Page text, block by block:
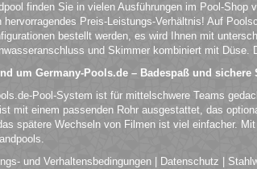
finden Sie in vielen Ausführungen im Pool-
hervorragendes Preis-Leistungs-Verhältnis! Auf
bestellt werden, es wird Ihnen mit
und Skimmer kombiniert mit
um Germany-Pools.de – Badespaß und sichere
Pool-System ist für mittelschwere Teams
mit einem passenden Rohr ausgestattet, das
spätere Wechseln von Filmen ist viel einfacher.
und Verhaltensbedingungen Datenschutz